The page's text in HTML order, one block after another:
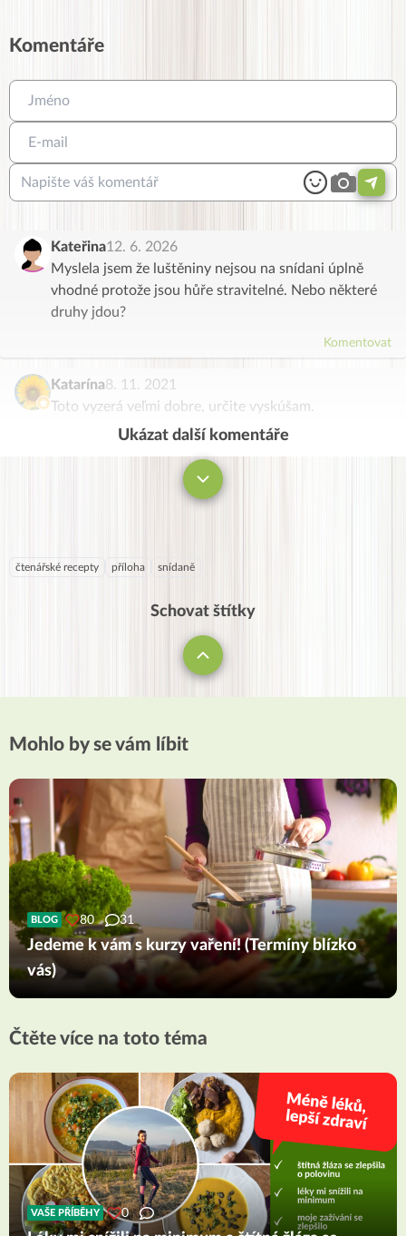
Komentáře
Kateřina12. 6. 2026
Myslela jsem že luštěniny nejsou na snídani úplně
vhodné protože jsou hůře stravitelné. Nebo některé
druhy jdou?
Komentovat
Katarína8. 11. 2021
Toto vyzerá veľmi dobre, určite vyskúšam.
Ukázat další komentáře
čtenářské recepty příloha snídaně
Schovat štítky
Mohlo by se vám líbit
BLOG 80 31
Jedeme k vám s kurzy vaření! (Termíny blízko
vás)
Čtěte více na toto téma
VAŠE PŘÍBĚHY 0